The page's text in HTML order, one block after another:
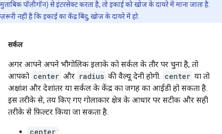
मुताबिक पॉलीगॉन) से इंटरसेक्ट करता है, तो इकाई को खोज के दायरे में माना जाता है.
ज़रूरी नहीं है कि इकाई का केंद्र बिंदु, खोज के दायरे में हो.
सर्कल
अगर आपने अपने भौगोलिक इलाके को सर्कल के तौर पर चुना है, तो
आपको center और radius की वैल्यू देनी होगी. center या तो
अक्षांश और देशांतर या सर्कल के केंद्र का जगह का आईडी हो सकता है.
इस तरीके से, तय किए गए गोलाकार क्षेत्र के आधार पर सटीक और सही
तरीके से फ़िल्टर किया जा सकता है.
center :